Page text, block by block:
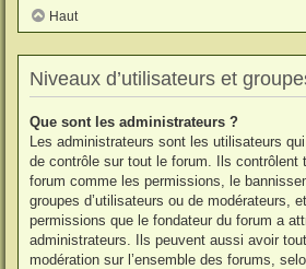
Haut
Niveaux d’utilisateurs et
Que sont les administrateurs ?
Les administrateurs sont les utilisateurs
de contrôle sur tout le forum. Ils contrôlent
forum comme les permissions, le
groupes d’utilisateurs ou de modérateurs,
permissions que le fondateur du forum a
administrateurs. Ils peuvent aussi avoir
modération sur l’ensemble des forums,